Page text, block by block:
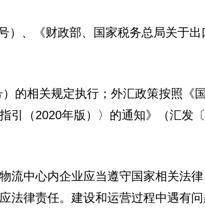
）、《财政部、国家税务总局关于
）的相关规定执行；外汇政策按照《
引（2020年版）〉的通知》（汇发
流中心内企业应当遵守国家相关法
法律责任。建设和运营过程中遇有问